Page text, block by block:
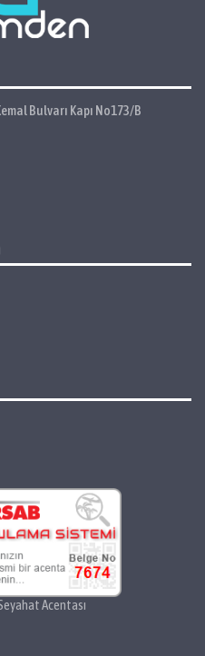
Bulvarı Kapı No173/B
Acentası